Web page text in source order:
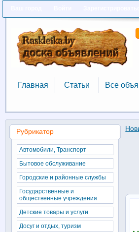
Главная
Главная
Статьи
Статьи
Все
Все
Рубрикатор
Автомобили, Транспорт
Бытовое обслуживание
Городские и районные службы
Государственные и
общественные учреждения
Детские товары и услуги
Досуг и отдых, туризм